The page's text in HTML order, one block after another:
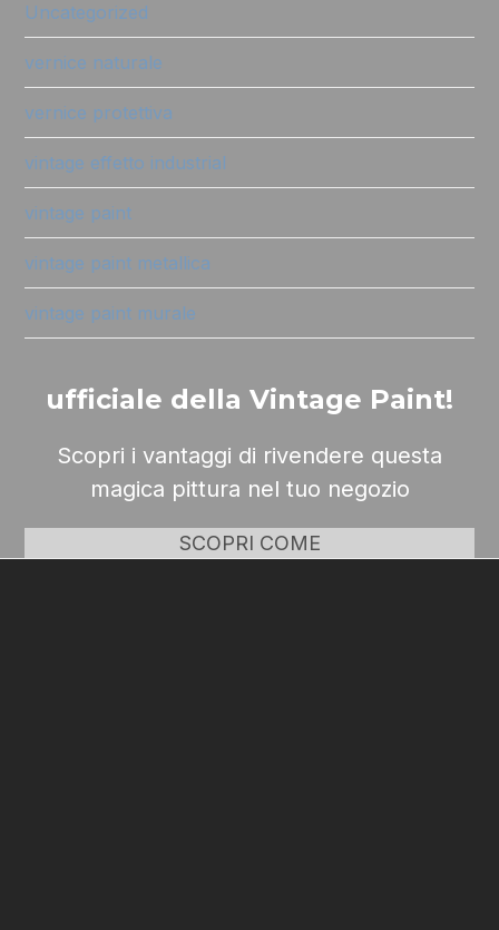
Uncategorized
vernice naturale
vernice protettiva
vintage effetto industrial
vintage paint
vintage paint metallica
vintage paint murale
ufficiale della Vintage Paint!
Scopri i vantaggi di rivendere questa
magica pittura nel tuo negozio
SCOPRI COME